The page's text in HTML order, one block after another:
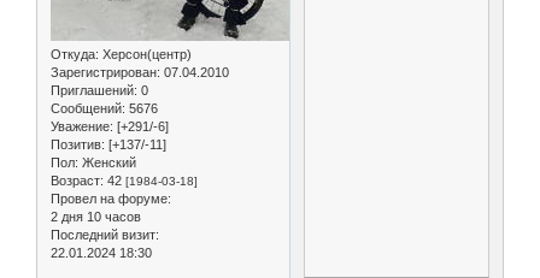
Откуда: Херсон(центр)
Зарегистрирован: 07.04.2010
Приглашений: 0
Сообщений: 5676
Уважение: [+291/-6]
Позитив: [+137/-11]
Пол: Женский
Возраст: 42 [1984-03-18]
Провел на форуме:
2 дня 10 часов
Последний визит:
22.01.2024 18:30